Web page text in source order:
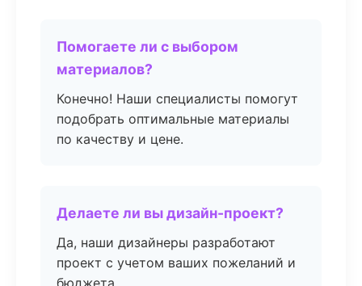
Помогаете ли с выбором
материалов?
Конечно! Наши специалисты помогут
подобрать оптимальные материалы
по качеству и цене.
Делаете ли вы дизайн-проект?
Да, наши дизайнеры разработают
проект с учетом ваших пожеланий и
бюджета.